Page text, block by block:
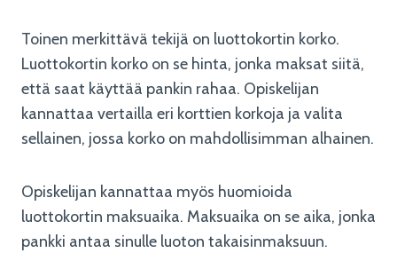
Toinen merkittävä tekijä on luottokortin korko.
Luottokortin korko on se hinta, jonka maksat siitä,
että saat käyttää pankin rahaa. Opiskelijan
kannattaa vertailla eri korttien korkoja ja valita
sellainen, jossa korko on mahdollisimman alhainen.
Opiskelijan kannattaa myös huomioida
luottokortin maksuaika. Maksuaika on se aika, jonka
pankki antaa sinulle luoton takaisinmaksuun.